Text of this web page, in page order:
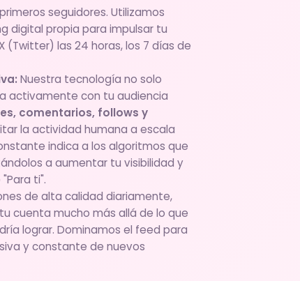
seguidores. Utilizamos
digital propia para impulsar tu
(Twitter) las 24 horas, los 7 días de
Nuestra tecnología no solo
activamente con tu audiencia
comentarios, follows y
la actividad humana a escala
indica a los algoritmos que
a aumentar tu visibilidad y
ti".
de alta calidad diariamente,
cuenta mucho más allá de lo que
lograr. Dominamos el feed para
y constante de nuevos